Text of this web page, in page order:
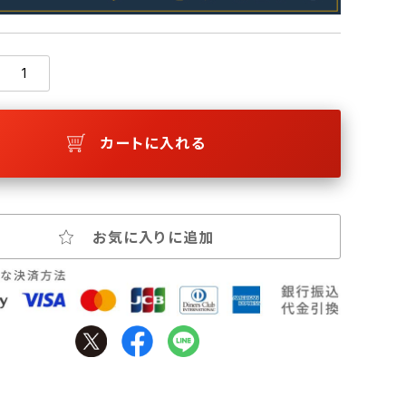
カートに入れる
お気に入りに追加